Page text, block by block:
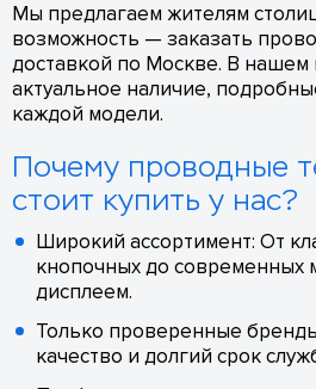
Мы предлагаем жителям
возможность — заказать
доставкой по Москве. В нашем
актуальное наличие,
каждой модели.
Почему проводные
стоит купить у нас?
Широкий ассортимент: От
кнопочных до современных
дисплеем.
Только проверенные
качество и долгий срок